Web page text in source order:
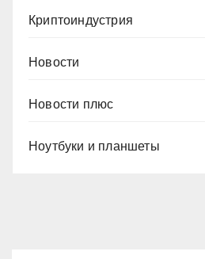
Криптоиндустрия
Новости
Новости плюс
Ноутбуки и планшеты